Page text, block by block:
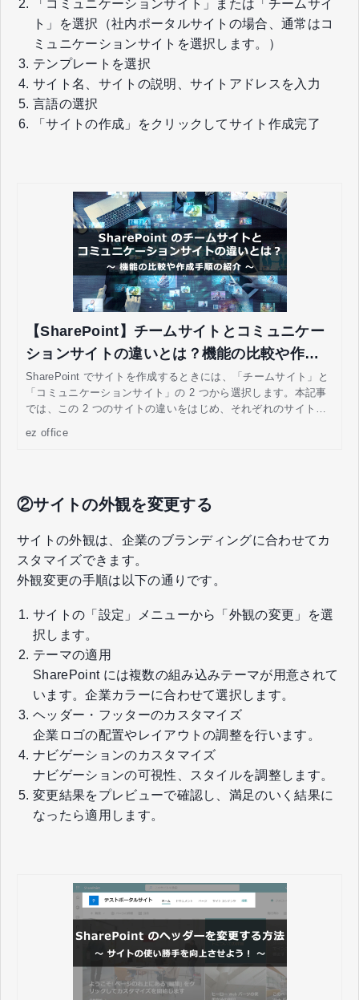
「コミュニケーションサイト」または「チームサイ
ト」を選択（社内ポータルサイトの場合、通常はコ
ミュニケーションサイトを選択します。）
テンプレートを選択
サイト名、サイトの説明、サイトアドレスを入力
言語の選択
「サイトの作成」をクリックしてサイト作成完了
【SharePoint】チームサイトとコミュニケー
ションサイトの違いとは？機能の比較や作成
手順の紹介
SharePoint でサイトを作成するときには、「チームサイト」と
「コミュニケーションサイト」の 2 つから選択します。本記事
では、この 2 つのサイトの違いをはじめ、それぞれのサイトの
ez office
②サイトの外観を変更する
サイトの外観は、企業のブランディングに合わせてカ
スタマイズできます。
外観変更の手順は以下の通りです。
サイトの「設定」メニューから「外観の変更」を選
択します。
テーマの適用
SharePoint には複数の組み込みテーマが用意されて
います。企業カラーに合わせて選択します。
ヘッダー・フッターのカスタマイズ
企業ロゴの配置やレイアウトの調整を行います。
ナビゲーションのカスタマイズ
ナビゲーションの可視性、スタイルを調整します。
変更結果をプレビューで確認し、満足のいく結果に
なったら適用します。